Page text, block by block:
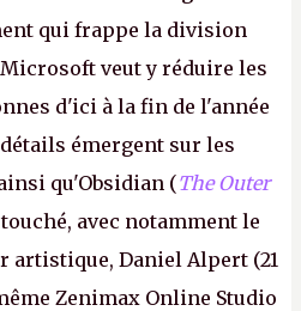
qui frappe la division
veut y réduire les
d'ici à la fin de l'année
émergent sur les
qu'Obsidian (The Outer
avec notamment le
artistique, Daniel Alpert (21
Zenimax Online Studio